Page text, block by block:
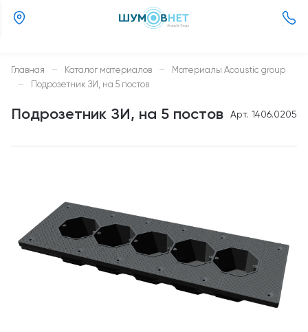
37
Главная — Каталог материалов — Материалы Acoustic group
— Подрозетник ЗИ, на 5 постов
Подрозетник ЗИ, на 5 постов Арт. 1406.0205